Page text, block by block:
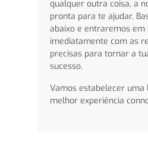
qualquer outra coisa, a
pronta para te ajudar.
abaixo e entraremos em
imediatamente com as
precisas para tornar a
sucesso.
Vamos estabelecer
melhor experiência